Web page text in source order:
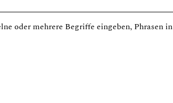
oder mehrere Begriffe eingeben, Phrasen in